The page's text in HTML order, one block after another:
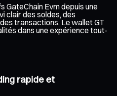
Evm depuis une
clair des soldes, des
transactions. Le wallet GT
dans une expérience tout-
rapide et